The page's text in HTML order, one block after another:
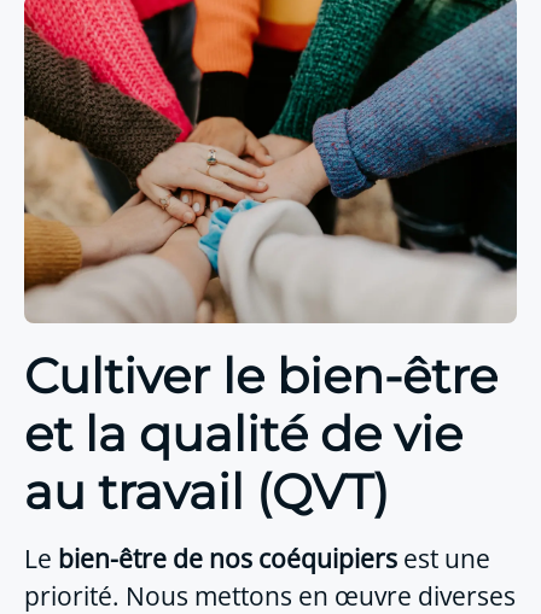
Cultiver le bien-être
et la qualité de vie
au travail (QVT)
Le bien-être de nos coéquipiers est une
priorité. Nous mettons en œuvre diverses